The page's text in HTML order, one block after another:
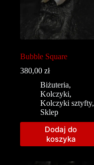
Bubble Square
380,00 zł
Biżuteria,
Kolczyki,
Kolczyki sztyfty,
Sklep
Dodaj do
koszyka